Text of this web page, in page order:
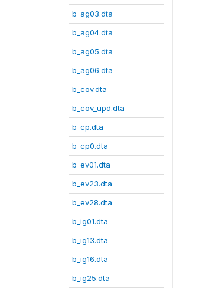
b_ag03.dta
b_ag04.dta
b_ag05.dta
b_ag06.dta
b_cov.dta
b_cov_upd.dta
b_cp.dta
b_cp0.dta
b_ev01.dta
b_ev23.dta
b_ev28.dta
b_ig01.dta
b_ig13.dta
b_ig16.dta
b_ig25.dta